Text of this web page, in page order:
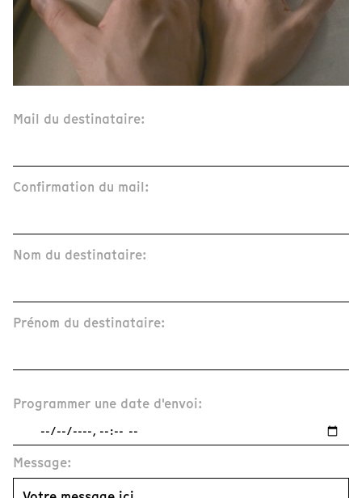
Mail du destinataire:
Confirmation du mail:
Nom du destinataire:
Prénom du destinataire:
Programmer une date d'envoi:
Message: